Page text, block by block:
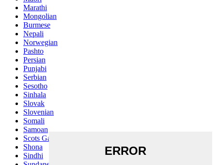
Marathi
Mongolian
Burmese
Nepali
Norwegian
Pashto
Persian
Punjabi
Serbian
Sesotho
Sinhala
Slovak
Slovenian
Somali
Samoan
Scots Gaelic
Shona
Sindhi